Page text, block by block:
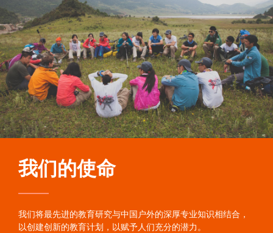
我们的使命
我们将最先进的教育研究与中国户外的深厚专业知识相结合，
以创建创新的教育计划，以赋予人们充分的潜力。